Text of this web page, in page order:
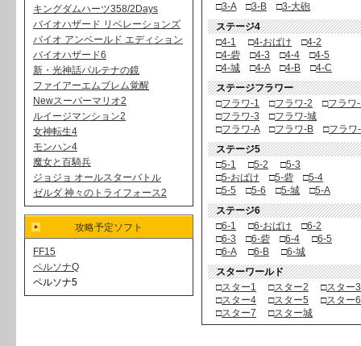
キングダムハーツ358/2Days
バイオハザード リベレーションズ
バイオ アンベールド エディション
バイオハザード6
新・光神話パルテナの鏡
ファイアーエムブレム覚醒
Newスーパーマリオ2
ルイージマンション2
女神転生4
モンハン4
魔女と百騎兵
ジョジョ オールスターバトル
ゼルダ 神々のトライフォース2
攻略予定ソフト
FF15
ペルソナQ
ペルソナ5
□3-A□3-B □3-大砲
ステージ4
□4-1 □4-おばけ □4-2
□4-砦 □4-3 □4-4 □4-5
□4-城 □4-A□4-B □4-C
ステージフラワー
□フラワ-1 □フラワ-2 □フラワ
□フラワ-3 □フラワ-城
□フラワ-A□フラワ-B □フラワ
ステージ5
□5-1 □5-2 □5-3
□5-おばけ □5-砦 □5-4
□5-5 □5-6 □5-城 □5-A
ステージ6
□6-1 □6-おばけ □6-2
□6-3 □6-砦 □6-4 □6-5
□6-A□6-B □6-城
スターワールド
□スター1 □スター2 □スター3
□スター4 □スター5 □スター6
□スター7 □スター城